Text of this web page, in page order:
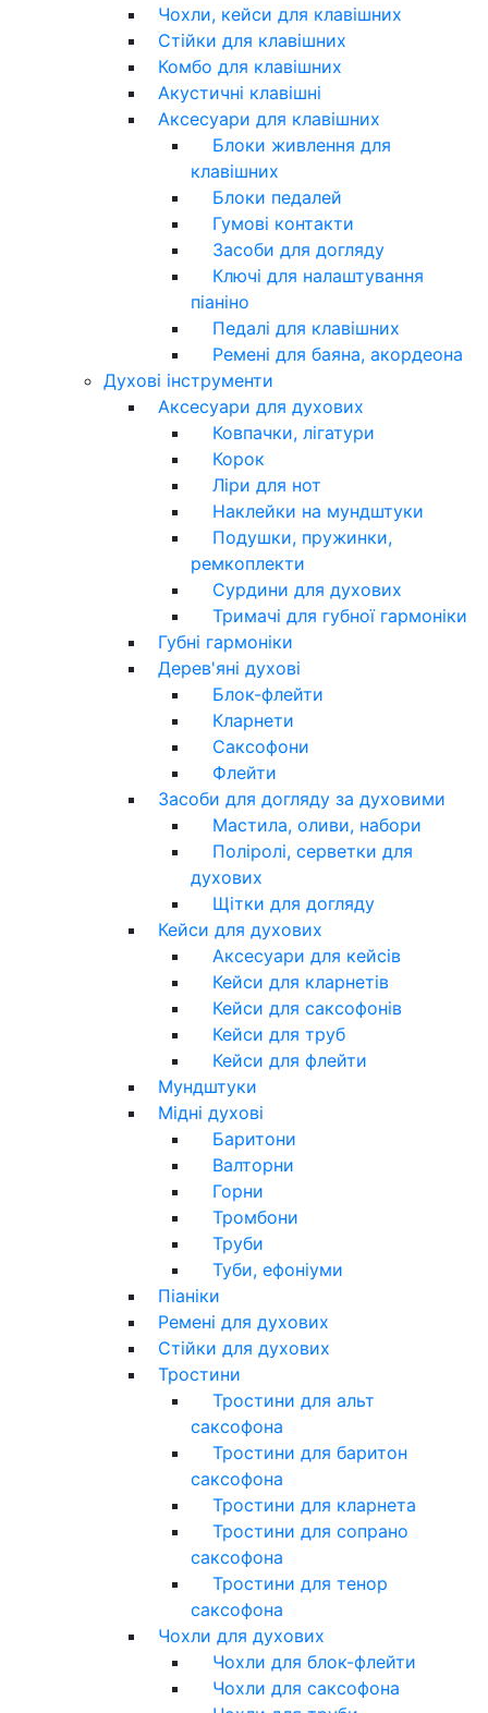
Чохли, кейси для клавішних
Стійки для клавішних
Комбо для клавішних
Акустичні клавішні
Аксесуари для клавішних
Блоки живлення для
клавішних
Блоки педалей
Гумові контакти
Засоби для догляду
Ключі для налаштування
піаніно
Педалі для клавішних
Ремені для баяна, акордеона
Духові інструменти
Аксесуари для духових
Ковпачки, лігатури
Корок
Ліри для нот
Наклейки на мундштуки
Подушки, пружинки,
ремкоплекти
Сурдини для духових
Тримачі для губної гармоніки
Губні гармоніки
Дерев'яні духові
Блок-флейти
Кларнети
Саксофони
Флейти
Засоби для догляду за духовими
Мастила, оливи, набори
Поліролі, серветки для
духових
Щітки для догляду
Кейси для духових
Аксесуари для кейсів
Кейси для кларнетів
Кейси для саксофонів
Кейси для труб
Кейси для флейти
Мундштуки
Мідні духові
Баритони
Валторни
Горни
Тромбони
Труби
Туби, ефоніуми
Піаніки
Ремені для духових
Стійки для духових
Тростини
Тростини для альт
саксофона
Тростини для баритон
саксофона
Тростини для кларнета
Тростини для сопрано
саксофона
Тростини для тенор
саксофона
Чохли для духових
Чохли для блок-флейти
Чохли для саксофона